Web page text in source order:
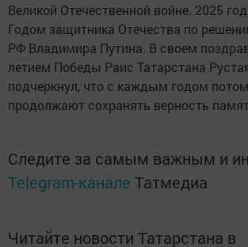
Великой Отечественной войне. 2025
Годом защитника Отечества по
РФ Владимира Путина. В своем
летием Победы Раис Татарстана
подчеркнул, что с каждым годом
продолжают сохранять верность
Следите за самым важным и
Telegram-канале Татмедиа
Читайте новости Татарстана в